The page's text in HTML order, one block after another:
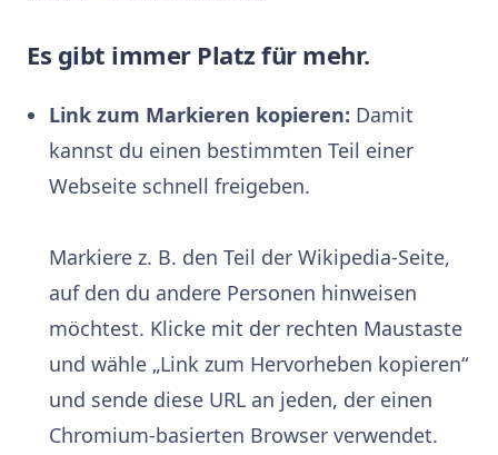
Es gibt immer Platz für mehr.
Link zum Markieren kopieren: Damit
kannst du einen bestimmten Teil einer
Webseite schnell freigeben.
Markiere z. B. den Teil der Wikipedia-Seite,
auf den du andere Personen hinweisen
möchtest. Klicke mit der rechten Maustaste
und wähle „Link zum Hervorheben kopieren“
und sende diese URL an jeden, der einen
Chromium-basierten Browser verwendet.